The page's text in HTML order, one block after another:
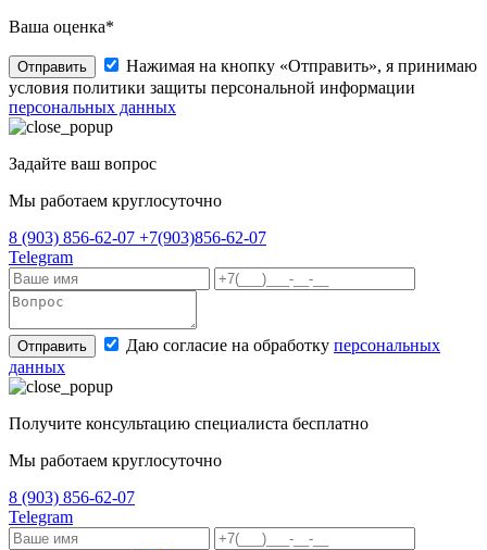
Ваша оценка*
Отправить
Нажимая на кнопку «Отправить», я принимаю
условия политики защиты персональной информации
персональных данных
Задайте ваш вопрос
Мы работаем круглосуточно
8 (903) 856-62-07 +7(903)856-62-07
Telegram
Отправить Даю согласие на обработку персональных
данных
Получите консультацию специалиста бесплатно
Мы работаем круглосуточно
8 (903) 856-62-07
Telegram